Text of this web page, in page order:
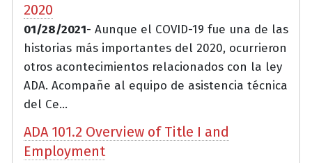
2020
01/28/2021- Aunque el COVID-19 fue una de las
historias más importantes del 2020, ocurrieron
otros acontecimientos relacionados con la ley
ADA. Acompañe al equipo de asistencia técnica
del Ce...
ADA 101.2 Overview of Title I and
Employment